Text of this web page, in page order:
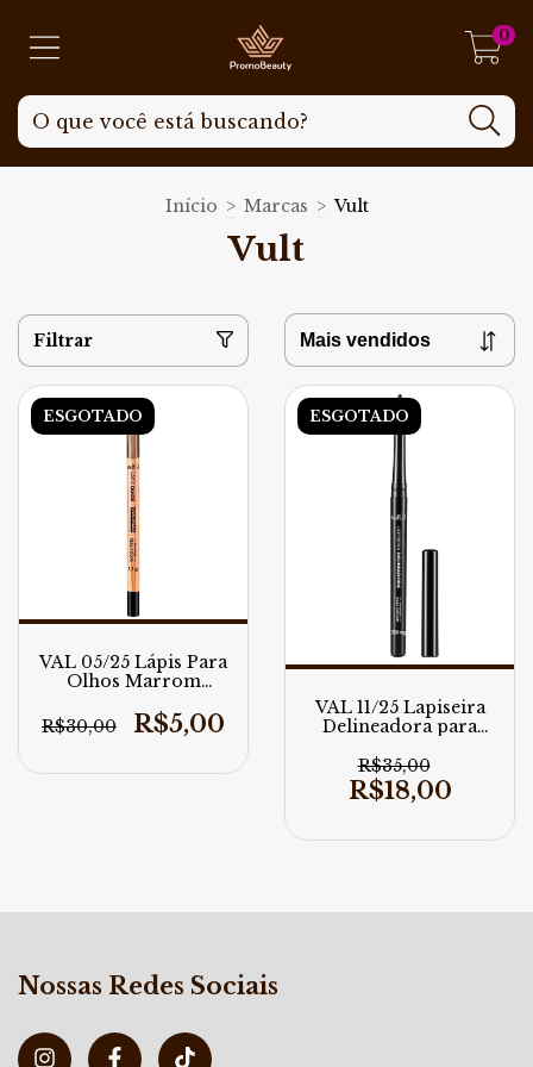
0
Início > Marcas > Vult
Vult
Filtrar
ESGOTADO
VAL 05/25 Lápis Para
Olhos Marrom
R$30,00
R$5,00
ESGOTADO
VAL 11/25 Lapiseira
Delineadora para
R$35,00
R$18,00
Nossas Redes Sociais